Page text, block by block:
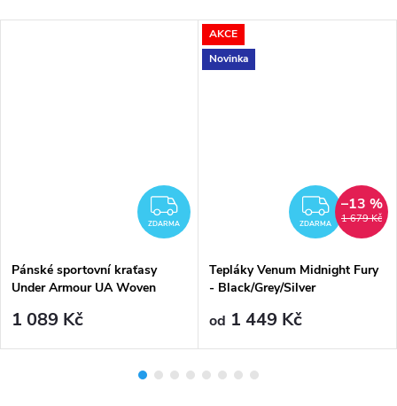
ZDARMA
ZDARMA
Pánské sportovní kraťasy
Under Armour UA Woven
1 089 Kč
AKCE
Novinka
ZDARMA 1 679 Kč
–13 %
Tepláky Venum Midnight Fury
- Black/Grey/Silver
od 1 449 Kč